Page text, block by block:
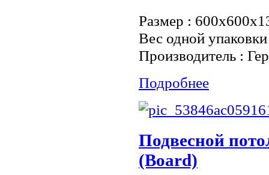
Размер :
Вес одной
Производитель :
Подробнее
Подвесной
(Board)